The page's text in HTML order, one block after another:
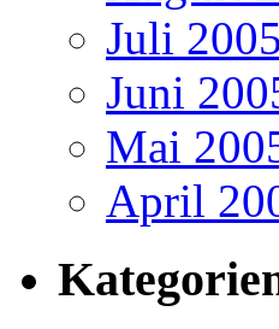
Juli 2005
Juni
Mai
April